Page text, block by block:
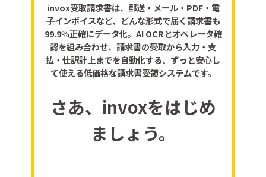
invox受取請求書は、郵送・メール・PDF・電
子インボイスなど、どんな形式で届く請求書も
99.9％正確にデータ化。AI OCRとオペレータ確
認を組み合わせ、請求書の受取から入力・支
払・仕訳計上までを自動化する、ずっと安心し
て使える低価格な請求書受領システムです。
さあ、invoxをはじめ
ましょう。